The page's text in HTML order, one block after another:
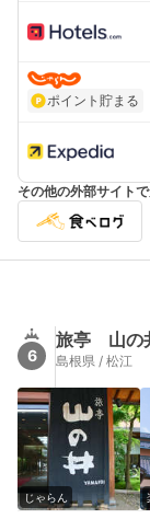
ポイント貯まる
その他の外部サイト
6
旅亭 山の
島根県 / 松江
じゃらん